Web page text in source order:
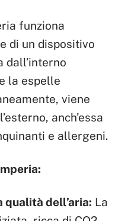
funziona
di un dispositivo
dall’interno
la espelle
viene
anch’essa
e allergeni.
dell’aria: La